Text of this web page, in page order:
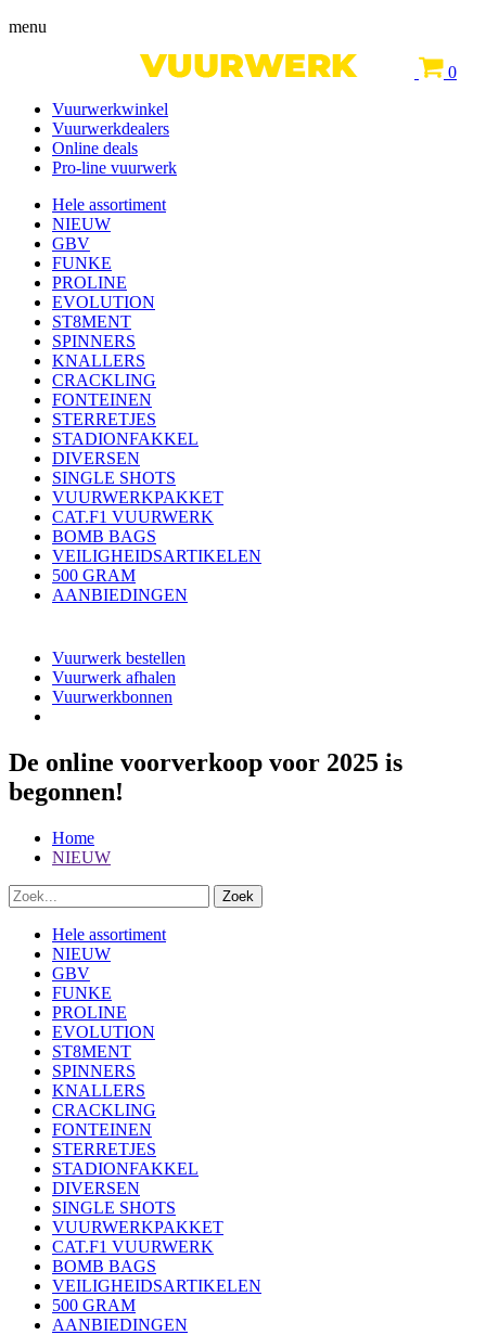
menu
0
Vuurwerkwinkel
Vuurwerkdealers
Online deals
Pro-line vuurwerk
Hele assortiment
NIEUW
GBV
FUNKE
PROLINE
EVOLUTION
ST8MENT
SPINNERS
KNALLERS
CRACKLING
FONTEINEN
STERRETJES
STADIONFAKKEL
DIVERSEN
SINGLE SHOTS
VUURWERKPAKKET
CAT.F1 VUURWERK
BOMB BAGS
VEILIGHEIDSARTIKELEN
500 GRAM
AANBIEDINGEN
Vuurwerk bestellen
Vuurwerk afhalen
Vuurwerkbonnen
De online voorverkoop voor 2025 is
begonnen!
Home
NIEUW
Hele assortiment
NIEUW
GBV
FUNKE
PROLINE
EVOLUTION
ST8MENT
SPINNERS
KNALLERS
CRACKLING
FONTEINEN
STERRETJES
STADIONFAKKEL
DIVERSEN
SINGLE SHOTS
VUURWERKPAKKET
CAT.F1 VUURWERK
BOMB BAGS
VEILIGHEIDSARTIKELEN
500 GRAM
AANBIEDINGEN